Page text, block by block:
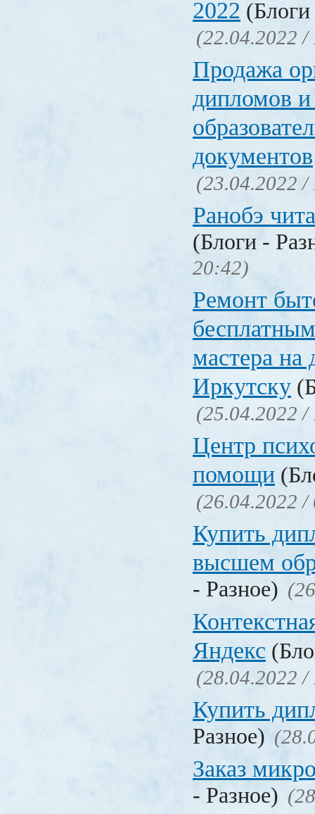
2022
(22.04.2022 /
Продажа
дипломов и
документов
(23.04.2022 /
Ранобэ
(Блоги -
20:42)
Ремонт
мастера на
Иркутску
(25.04.2022 /
Центр
помощи
(26.04.2022 /
Купить
высшем
- Разное)
Яндекс
(28.04.2022 /
Купить
Разное)
Заказ
- Разное)